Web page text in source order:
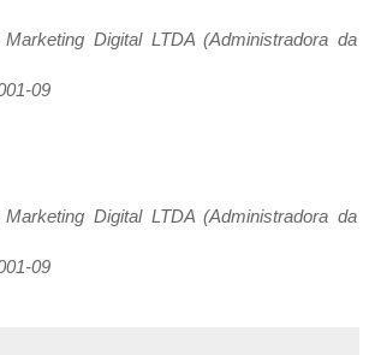
Digital LTDA (Administradora da
09
Digital LTDA (Administradora da
09